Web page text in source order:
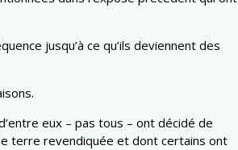
jusqu’à ce qu’ils deviennent des
eux – pas tous – ont décidé de
terre revendiquée et dont certains ont